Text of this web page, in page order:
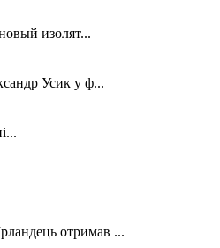
изолят...
Усик у ф...
отримав ...